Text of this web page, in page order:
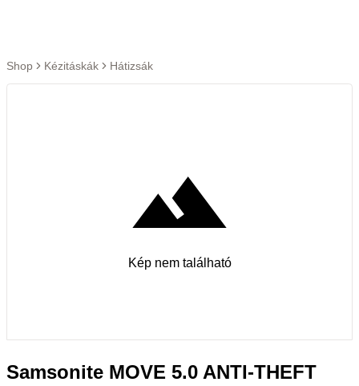
Ugrás a tartalomra
Shop Kézitáskák Hátizsák
Kép nem található
Samsonite MOVE 5.0 ANTI-THEFT